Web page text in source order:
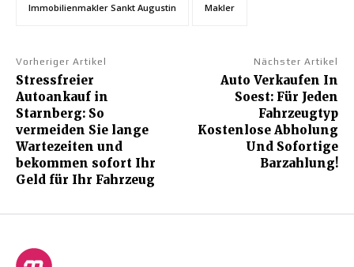
Immobilienmakler Sankt Augustin Makler
Vorheriger Artikel
Stressfreier
Autoankauf in
Starnberg: So
vermeiden Sie lange
Wartezeiten und
bekommen sofort Ihr
Geld für Ihr Fahrzeug
Nächster Artikel
Auto Verkaufen In
Soest: Für Jeden
Fahrzeugtyp
Kostenlose Abholung
Und Sofortige
Barzahlung!